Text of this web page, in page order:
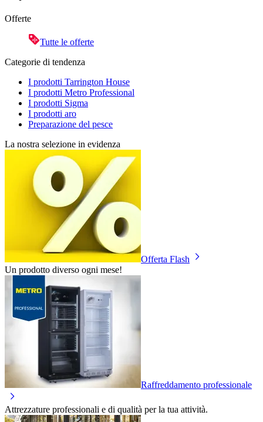
Offerte
Tutte le offerte
Categorie di tendenza
I prodotti Tarrington House
I prodotti Metro Professional
I prodotti Sigma
I prodotti aro
Preparazione del pesce
La nostra selezione in evidenza
Offerta Flash
Un prodotto diverso ogni mese!
Raffreddamento professionale
Attrezzature professionali e di qualità per la tua attività.